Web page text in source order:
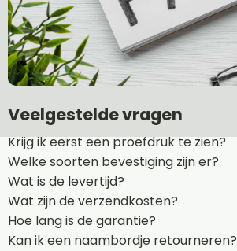
Veelgestelde vragen
Krijg ik eerst een proefdruk te zien?
Welke soorten bevestiging zijn er?
Wat is de levertijd?
Wat zijn de verzendkosten?
Hoe lang is de garantie?
Kan ik een naambordje retourneren?